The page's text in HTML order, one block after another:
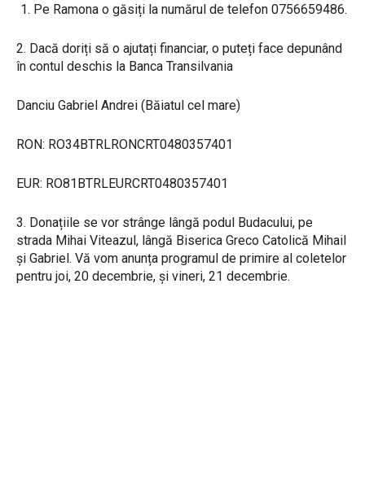
Pe Ramona o găsiți la numărul de telefon 0756659486.
2. Dacă doriți să o ajutați financiar, o puteți face depunând
în contul deschis la Banca Transilvania
Danciu Gabriel Andrei (Băiatul cel mare)
RON: RO34BTRLRONCRT0480357401
EUR: RO81BTRLEURCRT0480357401
3. Donațiile se vor strânge lângă podul Budacului, pe
strada Mihai Viteazul, lângă Biserica Greco Catolică Mihail
și Gabriel. Vă vom anunța programul de primire al coletelor
pentru joi, 20 decembrie, și vineri, 21 decembrie.